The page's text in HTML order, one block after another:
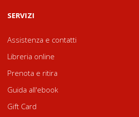
SERVIZI
Assistenza e contatti
Libreria online
Prenota e ritira
Guida all'ebook
Gift Card